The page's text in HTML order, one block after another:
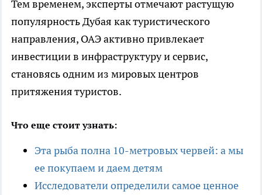
Тем временем, эксперты отмечают растущую
популярность Дубая как туристического
направления, ОАЭ активно привлекает
инвестиции в инфраструктуру и сервис,
становясь одним из мировых центров
притяжения туристов.
Что еще стоит узнать:
Эта рыба полна 10-метровых червей: а мы
ее покупаем и даем детям
Исследователи определили самое ценное